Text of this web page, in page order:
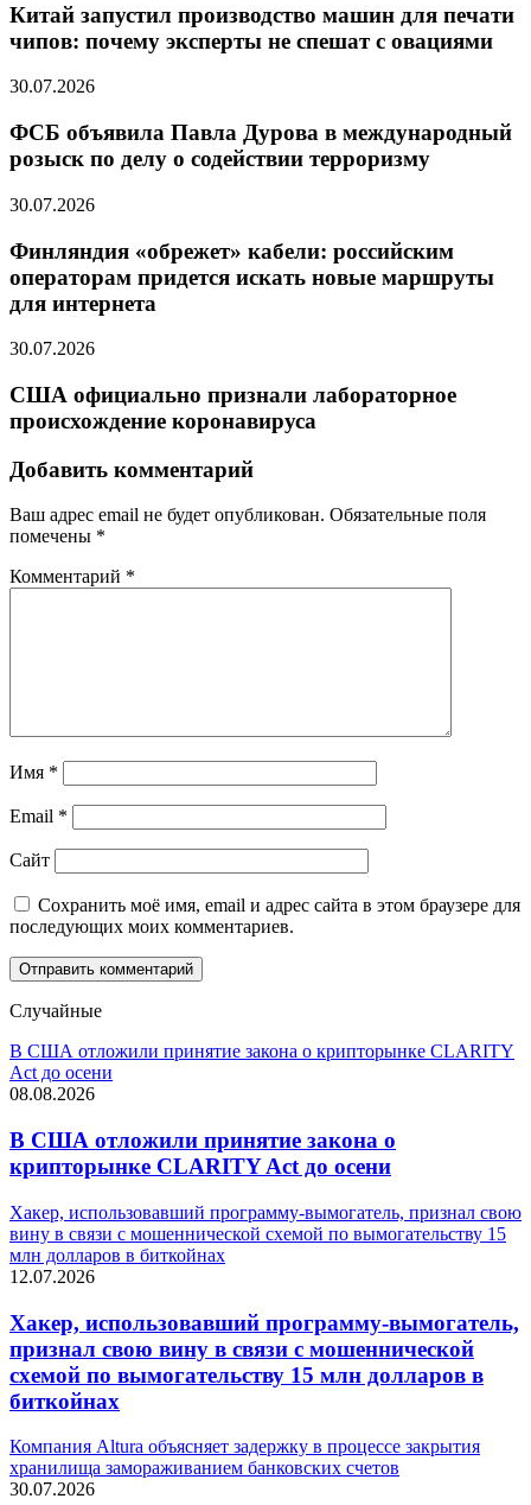
Китай запустил производство машин для печати
чипов: почему эксперты не спешат с овациями
30.07.2026
ФСБ объявила Павла Дурова в международный
розыск по делу о содействии терроризму
30.07.2026
Финляндия «обрежет» кабели: российским
операторам придется искать новые маршруты
для интернета
30.07.2026
США официально признали лабораторное
происхождение коронавируса
Добавить комментарий
Ваш адрес email не будет опубликован. Обязательные поля
помечены *
Комментарий *
Имя *
Email *
Сайт
Сохранить моё имя, email и адрес сайта в этом браузере для
последующих моих комментариев.
Случайные
В США отложили принятие закона о крипторынке CLARITY
Act до осени
08.08.2026
В США отложили принятие закона о
крипторынке CLARITY Act до осени
Хакер, использовавший программу-вымогатель, признал свою
вину в связи с мошеннической схемой по вымогательству 15
млн долларов в биткойнах
12.07.2026
Хакер, использовавший программу-вымогатель,
признал свою вину в связи с мошеннической
схемой по вымогательству 15 млн долларов в
биткойнах
Компания Altura объясняет задержку в процессе закрытия
хранилища замораживанием банковских счетов
30.07.2026